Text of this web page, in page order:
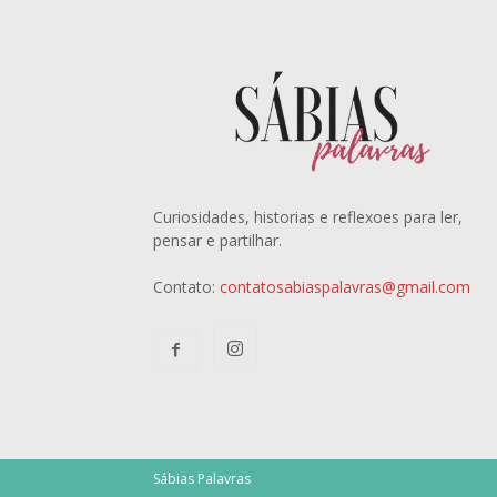
Curiosidades, historias e reflexoes para ler,
pensar e partilhar.
Contato: contatosabiaspalavras@gmail.com
Sábias Palavras